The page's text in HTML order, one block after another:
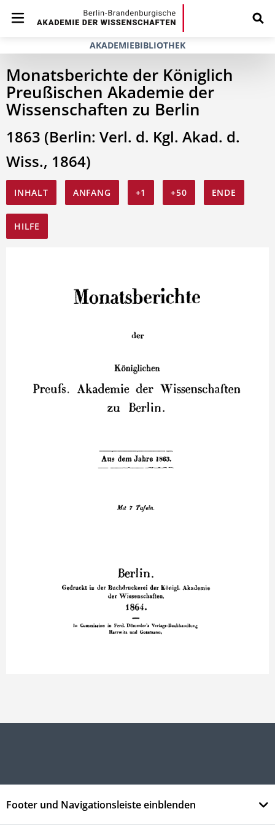
AKADEMIEBIBLIOTHEK
Monatsberichte der Königlich
Preußischen Akademie der
Wissenschaften zu Berlin
1863 (Berlin: Verl. d. Kgl. Akad. d.
Wiss., 1864)
INHALT ANFANG +1 +50 ENDE
HILFE
Footer und Navigationsleiste einblenden